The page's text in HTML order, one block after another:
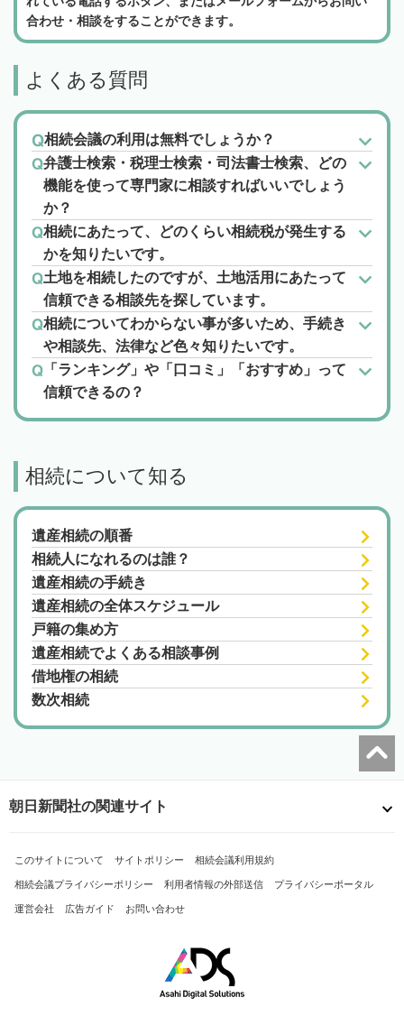
合わせ・相談をすることができます。
よくある質問
相続会議の利用は無料でしょうか？
弁護士検索・税理士検索・司法書士検索、どの
機能を使って専門家に相談すればいいでしょう
か？
相続にあたって、どのくらい相続税が発生する
かを知りたいです。
土地を相続したのですが、土地活用にあたって
信頼できる相談先を探しています。
相続についてわからない事が多いため、手続き
や相談先、法律など色々知りたいです。
「ランキング」や「口コミ」「おすすめ」って
信頼できるの？
相続について知る
遺産相続の順番
相続人になれるのは誰？
遺産相続の手続き
遺産相続の全体スケジュール
戸籍の集め方
遺産相続でよくある相談事例
借地権の相続
数次相続
朝日新聞社の関連サイト
このサイトについて サイトポリシー 相続会議利用規約
相続会議プライバシーポリシー 利用者情報の外部送信 プライバシーポータル
運営会社 広告ガイド お問い合わせ